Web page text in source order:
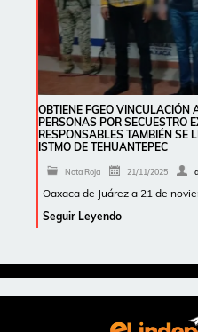
OBTIENE FGEO VINCULACIÓN
PERSONAS POR SECUESTRO
RESPONSABLES TAMBIÉN SE
ISTMO DE TEHUANTEPEC
Nota Roja 21/11/2025
Oaxaca de Juárez a 21 de
Seguir Leyendo